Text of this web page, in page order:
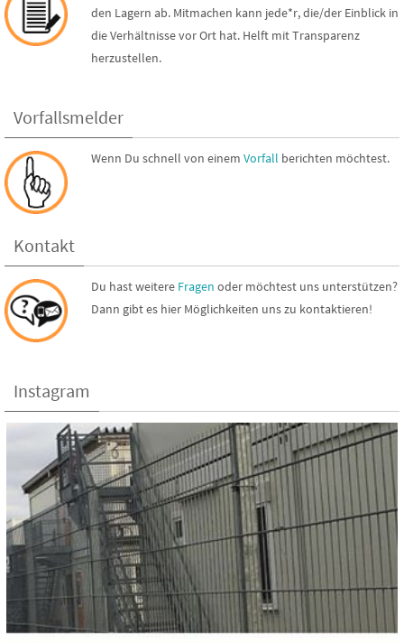
den Lagern ab. Mitmachen kann jede*r, die/der Einblick in
die Verhältnisse vor Ort hat. Helft mit Transparenz
herzustellen.
Vorfallsmelder
Wenn Du schnell von einem Vorfall berichten möchtest.
Kontakt
Du hast weitere Fragen oder möchtest uns unterstützen?
Dann gibt es hier Möglichkeiten uns zu kontaktieren!
Instagram